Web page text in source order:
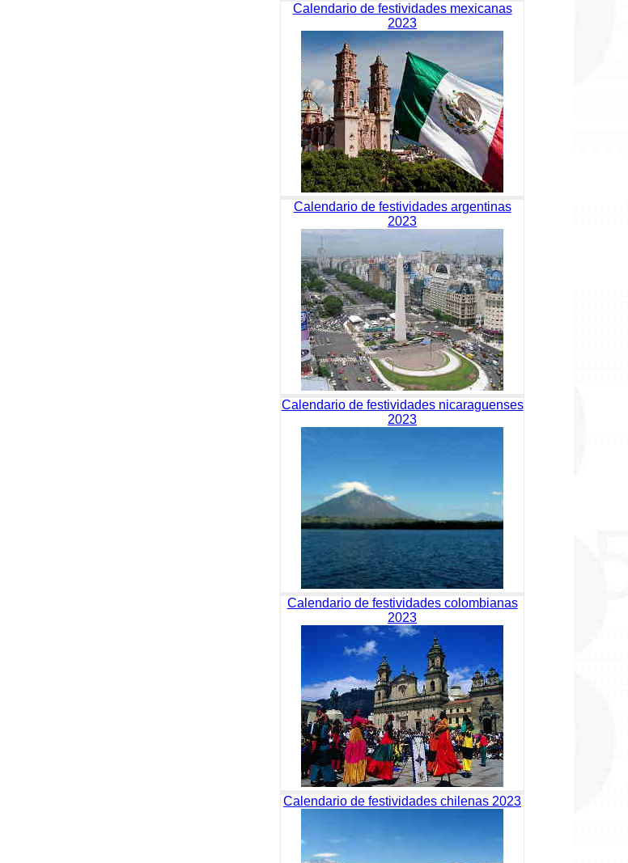
Calendario de festividades mexicanas
2023
Calendario de festividades argentinas
2023
Calendario de festividades nicaraguenses
2023
Calendario de festividades colombianas
2023
Calendario de festividades chilenas 2023